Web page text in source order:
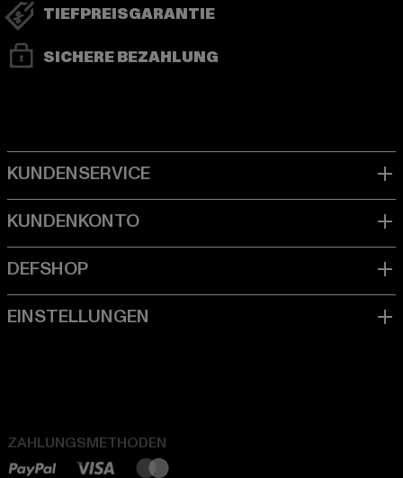
TIEFPREISGARANTIE
SICHERE BEZAHLUNG
ZAHLUNGSMETHODEN